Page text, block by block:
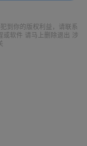
到你的版权利益，请联系
或软件 请马上删除退出 涉